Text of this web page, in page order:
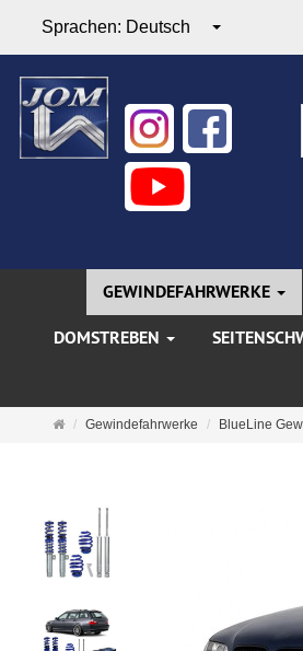
Sprachen: Deutsch
GEWINDEFAHRWERKE
DOMSTREBEN
Startseite
Gewindefahrwerke BlueLine